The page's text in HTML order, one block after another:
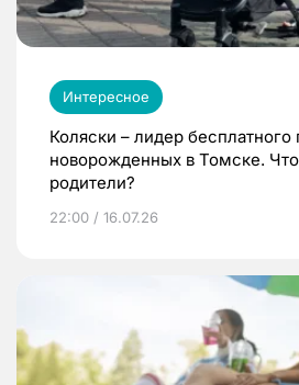
Интересное
Коляски – лидер бесплатного
новорожденных в Томске.
родители?
22:00 / 16.07.26